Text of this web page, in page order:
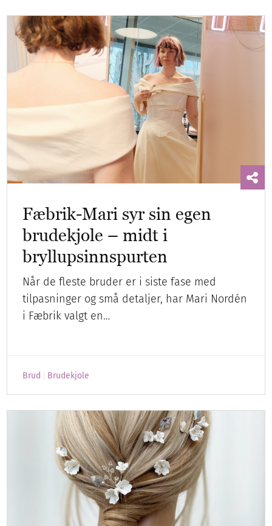
Fæbrik-Mari syr sin egen
brudekjole – midt i
bryllupsinnspurten
Når de fleste bruder er i siste fase med
tilpasninger og små detaljer, har Mari Nordén
i Fæbrik valgt en…
Brud Brudekjole